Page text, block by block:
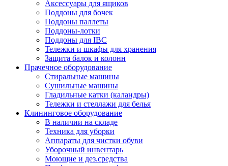
Аксессуары для ящиков
Поддоны для бочек
Поддоны паллеты
Поддоны-лотки
Поддоны для IBC
Тележки и шкафы для хранения
Защита балок и колонн
Прачечное оборудование
Стиральные машины
Сушильные машины
Гладильные катки (каландры)
Тележки и стеллажи для белья
Клининговое оборудование
В наличии на складе
Техника для уборки
Аппараты для чистки обуви
Уборочный инвентарь
Моющие и дез.средства